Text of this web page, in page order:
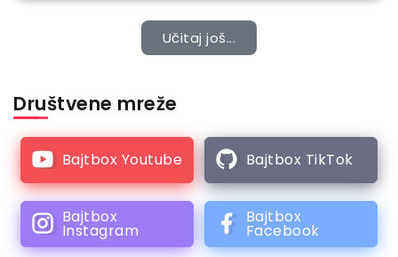
Učitaj još...
Društvene mreže
Bajtbox Youtube Bajtbox TikTok
Bajtbox
Instagram
Bajtbox
Facebook